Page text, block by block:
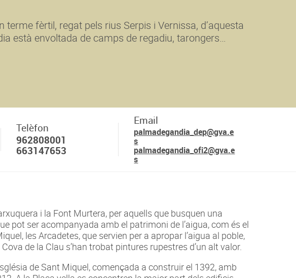
terme fèrtil, regat pels rius Serpis i Vernissa, d’aquesta
està envoltada de camps de regadiu, tarongers…
Telèfon
962808001
663147653
Email
palmadegandia_dep@gva.e
s
palmadegandia_ofi2@gva.e
s
i la Font Murtera, per aquells que busquen una
pot ser acompanyada amb el patrimoni de l’aigua, com és el
les Arcadetes, que servien per a apropar l’aigua al poble,
de la Clau s’han trobat pintures rupestres d’un alt valor.
de Sant Miquel, començada a construir el 1392, amb